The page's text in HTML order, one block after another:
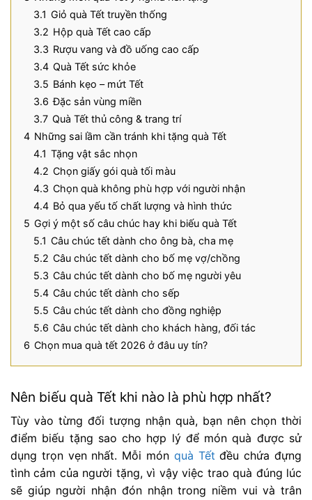
3.1 Giỏ quà Tết truyền thống
3.2 Hộp quà Tết cao cấp
3.3 Rượu vang và đồ uống cao cấp
3.4 Quà Tết sức khỏe
3.5 Bánh kẹo – mứt Tết
3.6 Đặc sản vùng miền
3.7 Quà Tết thủ công & trang trí
4 Những sai lầm cần tránh khi tặng quà Tết
4.1 Tặng vật sắc nhọn
4.2 Chọn giấy gói quà tối màu
4.3 Chọn quà không phù hợp với người nhận
4.4 Bỏ qua yếu tố chất lượng và hình thức
5 Gợi ý một số câu chúc hay khi biếu quà Tết
5.1 Câu chúc tết dành cho ông bà, cha mẹ
5.2 Câu chúc tết dành cho bố mẹ vợ/chồng
5.3 Câu chúc tết dành cho bố mẹ người yêu
5.4 Câu chúc tết dành cho sếp
5.5 Câu chúc tết dành cho đồng nghiệp
5.6 Câu chúc tết dành cho khách hàng, đối tác
6 Chọn mua quà tết 2026 ở đâu uy tín?
Nên biếu quà Tết khi nào là phù hợp nhất?
Tùy vào từng đối tượng nhận quà, bạn nên chọn thời
điểm biếu tặng sao cho hợp lý để món quà được sử
dụng trọn vẹn nhất. Mỗi món quà Tết đều chứa đựng
tình cảm của người tặng, vì vậy việc trao quà đúng lúc
sẽ giúp người nhận đón nhận trong niềm vui và trân